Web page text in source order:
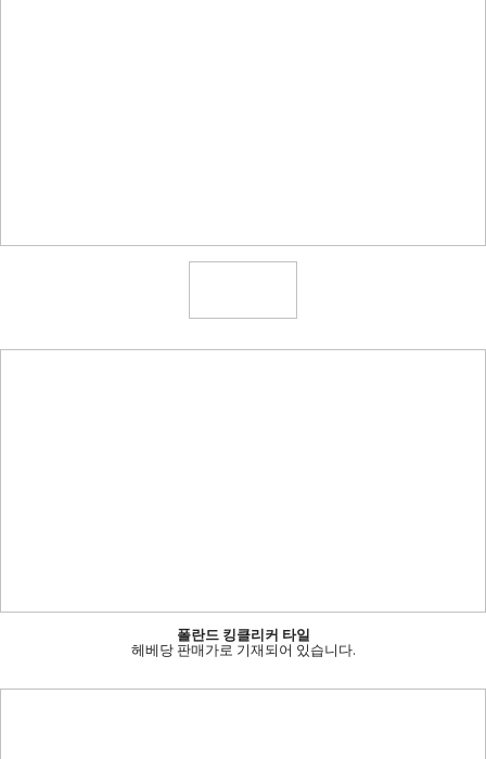
폴란드 킹클리커 타일
헤베당 판매가로 기재되어 있습니다.